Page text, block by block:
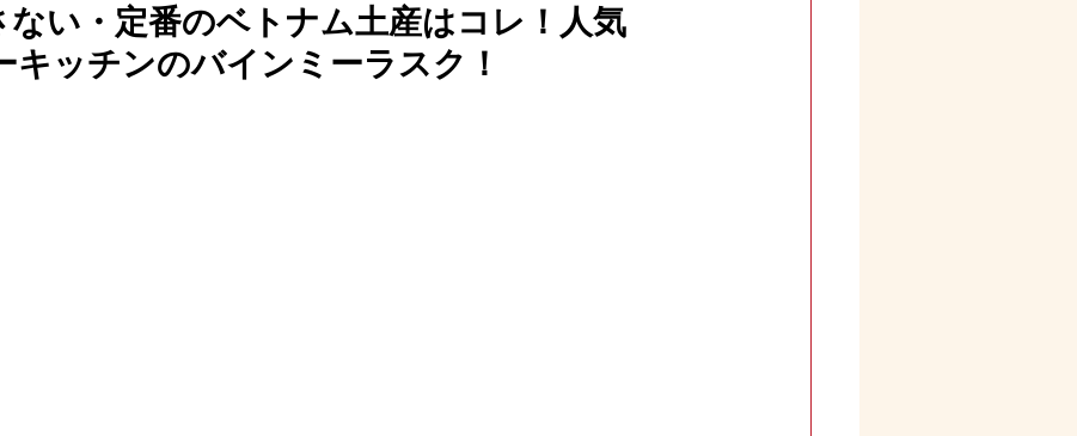
ない・定番のベトナム土産はコレ！人気
キッチンのバインミーラスク！